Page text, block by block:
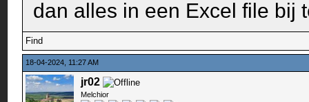
dan alles in een Excel file bij
Find
18-04-2024, 11:27 AM
jr02
Melchior